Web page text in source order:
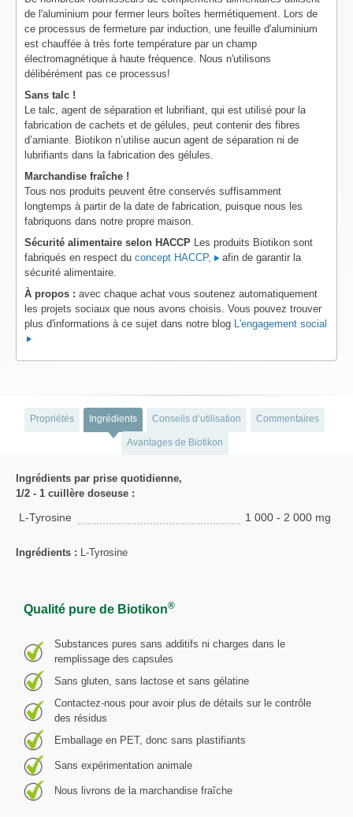
de l'aluminium pour fermer leurs boîtes hermétiquement. Lors de
ce processus de fermeture par induction, une feuille d'aluminium
est chauffée à très forte température par un champ
électromagnétique à haute fréquence. Nous n'utilisons
délibérément pas ce processus!
Sans talc !
Le talc, agent de séparation et lubrifiant, qui est utilisé pour la
fabrication de cachets et de gélules, peut contenir des fibres
d’amiante. Biotikon n’utilise aucun agent de séparation ni de
lubrifiants dans la fabrication des gélules.
Marchandise fraîche !
Tous nos produits peuvent être conservés suffisamment
longtemps à partir de la date de fabrication, puisque nous les
fabriquons dans notre propre maison.
Sécurité alimentaire selon HACCP Les produits Biotikon sont
fabriqués en respect du concept HACCP,
afin de garantir la
sécurité alimentaire.
À propos : avec chaque achat vous soutenez automatiquement
les projets sociaux que nous avons choisis. Vous pouvez trouver
plus d'informations à ce sujet dans notre blog L'engagement social
Propriétés Ingrédients Conseils d‘utilisation Commentaires
Avantages de Biotikon
Ingrédients par prise quotidienne,
1/2 - 1 cuillère doseuse :
L-Tyrosine 1 000 - 2 000 mg
Ingrédients : L-Tyrosine
Qualité pure de Biotikon®
Substances pures sans additifs ni charges dans le
remplissage des capsules
Sans gluten, sans lactose et sans gélatine
Contactez-nous pour avoir plus de détails sur le contrôle
des résidus
Emballage en PET, donc sans plastifiants
Sans expérimentation animale
Nous livrons de la marchandise fraîche